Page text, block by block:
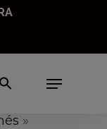
Menu
»